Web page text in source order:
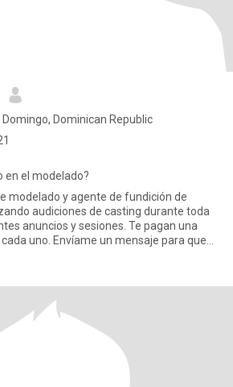
Dominican Republic
en el modelado?
modelado y agente de fundición de
anuncios y sesiones. Te pagan una
uno. Envíame un mensaje para que